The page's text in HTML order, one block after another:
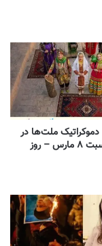
دموکراتیک ملت‌ها در
ایران به مناسبت ۸ مارس – روز